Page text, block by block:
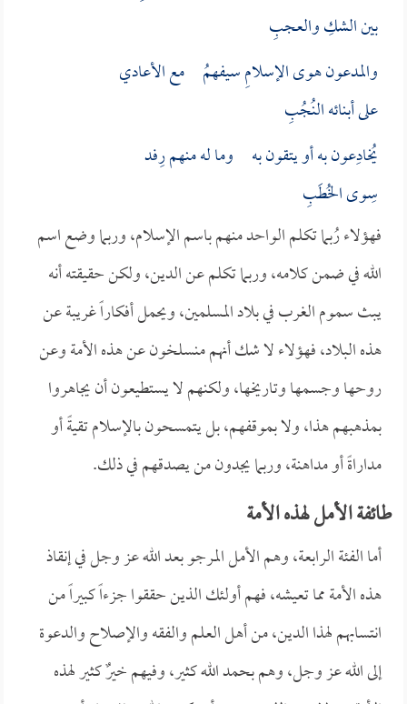
بين الشكِ والعجبِ
والمدعون هوى الإسلامِ سيفهمُ مع الأعادي
على أبنائه النُجُبِ
يُخادِعون به أو يتقون به وما له منهم رِفد
سِوى الخُطَبِ
فهؤلاء رُبما تكلم الواحد منهم باسم الإسلام، وربما وضع اسم
الله في ضمن كلامه، وربما تكلم عن الدين، ولكن حقيقته أنه
يبث سموم الغرب في بلاد المسلمين، ويحمل أفكاراً غريبة عن
هذه البلاد، فهؤلاء لا شك أنهم منسلخون عن هذه الأمة وعن
روحها وجسمها وتاريخها، ولكنهم لا يستطيعون أن يجاهروا
بمذهبهم هذا، ولا بموقفهم، بل يتمسحون بالإسلام تقيةً أو
مداراةً أو مداهنة، وربما يجدون من يصدقهم في ذلك.
طائفة الأمل لهذه الأمة
أما الفئة الرابعة، وهم الأمل المرجو بعد الله عز وجل في إنقاذ
هذه الأمة مما تعيشه، فهم أولئك الذين حققوا جزءاً كبيراً من
انتسابهم لهذا الدين، من أهل العلم والفقه والإصلاح والدعوة
إلى الله عز وجل، وهم بحمد الله كثير، وفيهم خيرٌ كثير لهذه